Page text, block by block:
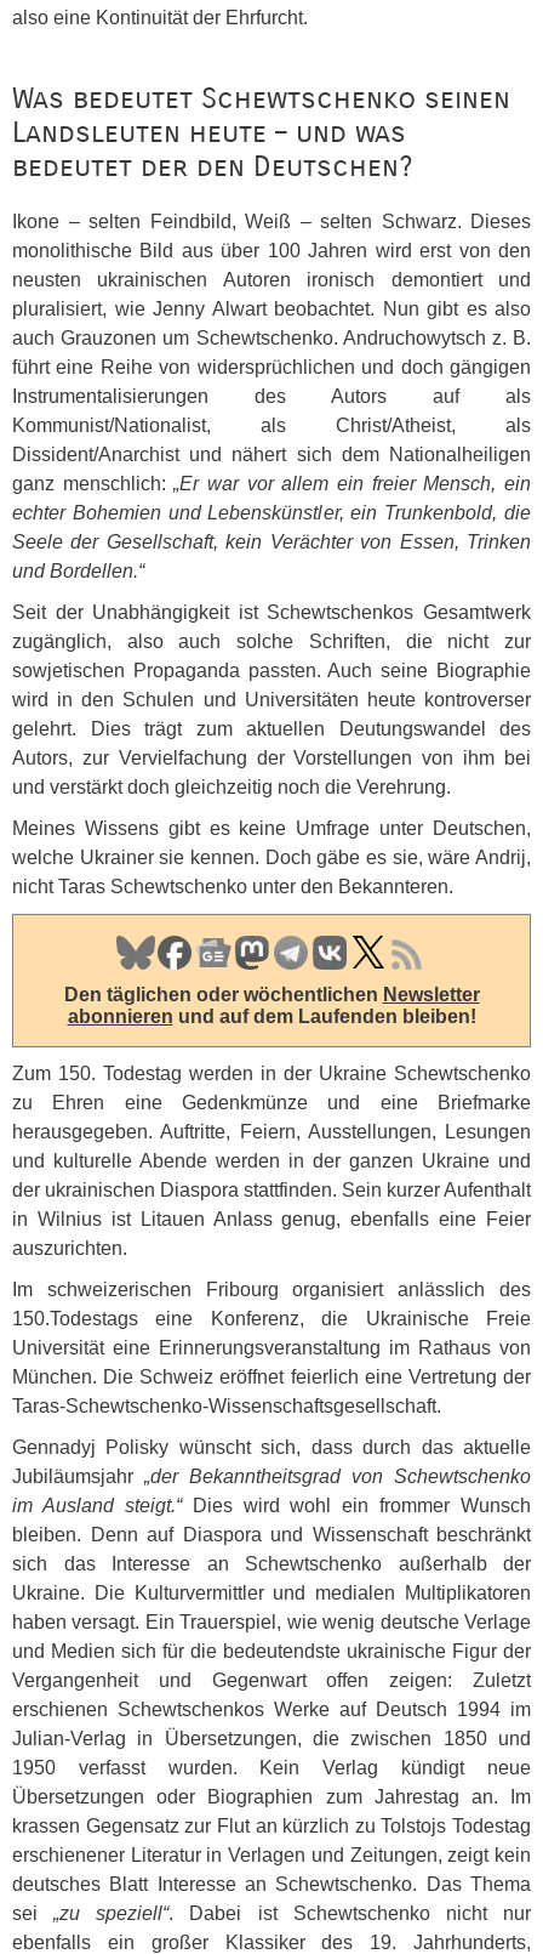
also eine Kontinuität der Ehrfurcht.
Was bedeutet Schewtschenko seinen
Landsleuten heute – und was
bedeutet der den Deutschen?
Ikone – selten Feindbild, Weiß – selten Schwarz. Dieses
monolithische Bild aus über 100 Jahren wird erst von den
neusten ukrainischen Autoren ironisch demontiert und
pluralisiert, wie Jenny Alwart beobachtet. Nun gibt es also
auch Grauzonen um Schewtschenko. Andruchowytsch z. B.
führt eine Reihe von widersprüchlichen und doch gängigen
Instrumentalisierungen des Autors auf als
Kommunist/Nationalist, als Christ/Atheist, als
Dissident/Anarchist und nähert sich dem Nationalheiligen
ganz menschlich:„Er war vor allem ein freier Mensch, ein
echter Bohemien und Lebenskünstler, ein Trunkenbold, die
Seele der Gesellschaft, kein Verächter von Essen, Trinken
und Bordellen.“
Seit der Unabhängigkeit ist Schewtschenkos Gesamtwerk
zugänglich, also auch solche Schriften, die nicht zur
sowjetischen Propaganda passten. Auch seine Biographie
wird in den Schulen und Universitäten heute kontroverser
gelehrt. Dies trägt zum aktuellen Deutungswandel des
Autors, zur Vervielfachung der Vorstellungen von ihm bei
und verstärkt doch gleichzeitig noch die Verehrung.
Meines Wissens gibt es keine Umfrage unter Deutschen,
welche Ukrainer sie kennen. Doch gäbe es sie, wäre Andrij,
nicht Taras Schewtschenko unter den Bekannteren.
Den täglichen oder wöchentlichen Newsletter
abonnieren und auf dem Laufenden bleiben!
Zum 150. Todestag werden in der Ukraine Schewtschenko
zu Ehren eine Gedenkmünze und eine Briefmarke
herausgegeben. Auftritte, Feiern, Ausstellungen, Lesungen
und kulturelle Abende werden in der ganzen Ukraine und
der ukrainischen Diaspora stattfinden. Sein kurzer Aufenthalt
in Wilnius ist Litauen Anlass genug, ebenfalls eine Feier
auszurichten.
Im schweizerischen Fribourg organisiert anlässlich des
150.Todestags eine Konferenz, die Ukrainische Freie
Universität eine Erinnerungsveranstaltung im Rathaus von
München. Die Schweiz eröffnet feierlich eine Vertretung der
Taras-Schewtschenko-Wissenschaftsgesellschaft.
Gennadyj Polisky wünscht sich, dass durch das aktuelle
Jubiläumsjahr „der Bekanntheitsgrad von Schewtschenko
im Ausland steigt.“Dies wird wohl ein frommer Wunsch
bleiben. Denn auf Diaspora und Wissenschaft beschränkt
sich das Interesse an Schewtschenko außerhalb der
Ukraine. Die Kulturvermittler und medialen Multiplikatoren
haben versagt. Ein Trauerspiel, wie wenig deutsche Verlage
und Medien sich für die bedeutendste ukrainische Figur der
Vergangenheit und Gegenwart offen zeigen: Zuletzt
erschienen Schewtschenkos Werke auf Deutsch 1994 im
Julian-Verlag in Übersetzungen, die zwischen 1850 und
1950 verfasst wurden. Kein Verlag kündigt neue
Übersetzungen oder Biographien zum Jahrestag an. Im
krassen Gegensatz zur Flut an kürzlich zu Tolstojs Todestag
erschienener Literatur in Verlagen und Zeitungen, zeigt kein
deutsches Blatt Interesse an Schewtschenko. Das Thema
sei„zu speziell“. Dabei ist Schewtschenko nicht nur
ebenfalls ein großer Klassiker des 19. Jahrhunderts,